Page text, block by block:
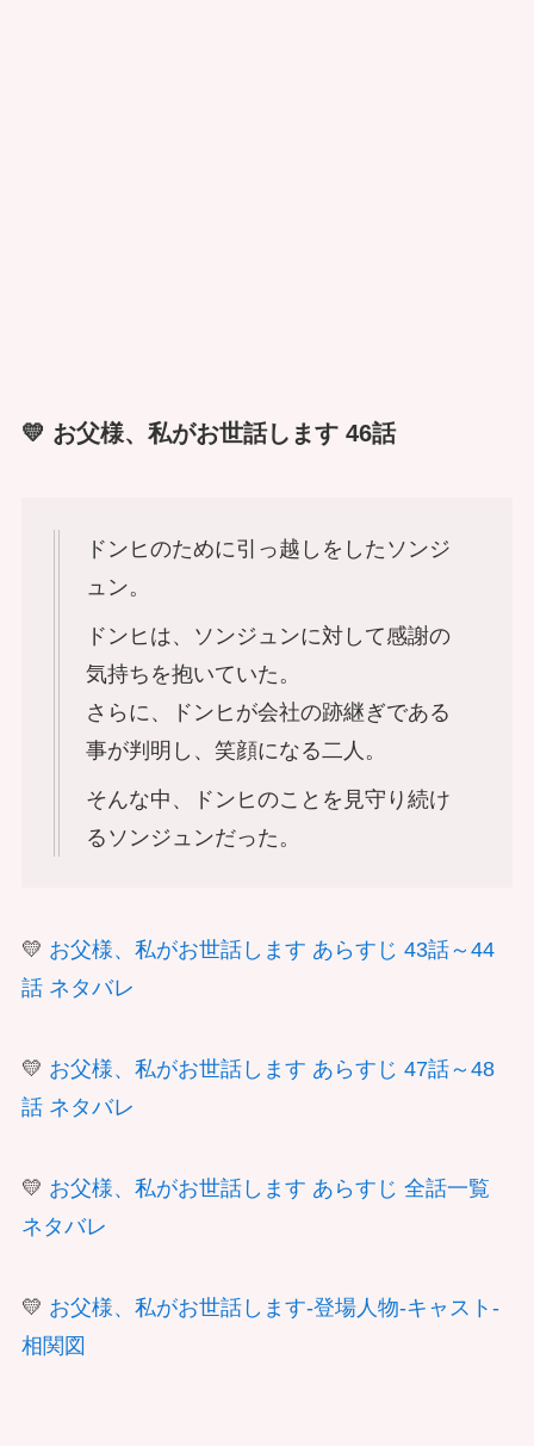
💛 お父様、私がお世話します 46話
ドンヒのために引っ越しをしたソンジ
ュン。
ドンヒは、ソンジュンに対して感謝の
気持ちを抱いていた。
さらに、ドンヒが会社の跡継ぎである
事が判明し、笑顔になる二人。
そんな中、ドンヒのことを見守り続け
るソンジュンだった。
💛 お父様、私がお世話します あらすじ 43話～44
話 ネタバレ
💛 お父様、私がお世話します あらすじ 47話～48
話 ネタバレ
💛 お父様、私がお世話します あらすじ 全話一覧
ネタバレ
💛 お父様、私がお世話します-登場人物-キャスト-
相関図